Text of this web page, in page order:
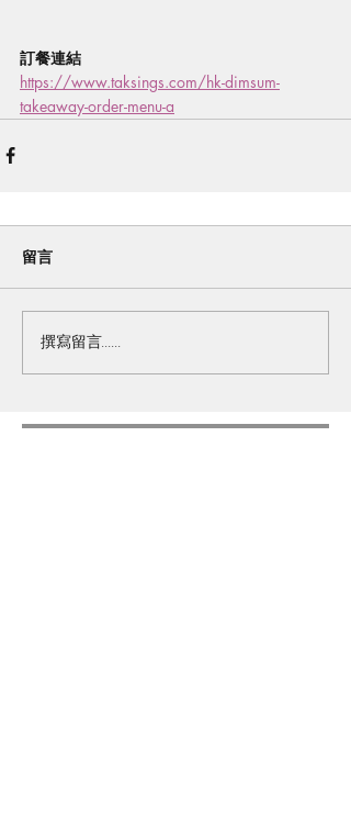
訂餐連結
https://www.taksings.com/hk-dimsum-
takeaway-order-menu-a
留言
撰寫留言......